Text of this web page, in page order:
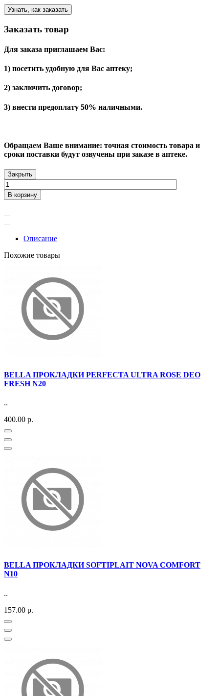
Узнать, как заказать
Заказать товар
Для заказа приглашаем Вас:
1) посетить удобную для Вас аптеку;
2) заключить договор;
3) внести предоплату 50% наличными.
Обращаем Ваше внимание: точная стоимость товара и
сроки поставки будут озвучены при заказе в аптеке.
Закрыть
В корзину
Описание
Похожие товары
BELLA ПРОКЛАДКИ PERFECTA ULTRA ROSE DEO
FRESH N20
..
400.00 р.
BELLA ПРОКЛАДКИ SOFTIPLAIT NOVA СOMFORT
N10
..
157.00 р.